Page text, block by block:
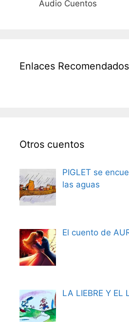
Audio Cuentos
Enlaces
Otros cuentos
PIGLET se
las aguas
El cuento de
LA LIEBRE Y EL